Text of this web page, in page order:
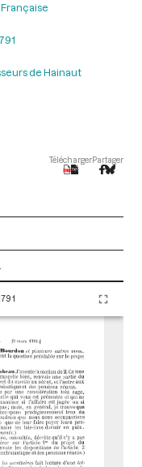
de Hainaut
TéléchargerPartager